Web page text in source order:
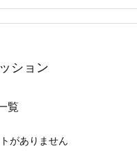
ション
覧
がありません